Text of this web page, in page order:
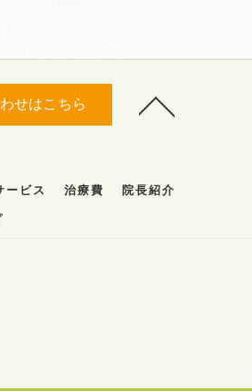
せはこちら
ービス 治療費 院長紹介